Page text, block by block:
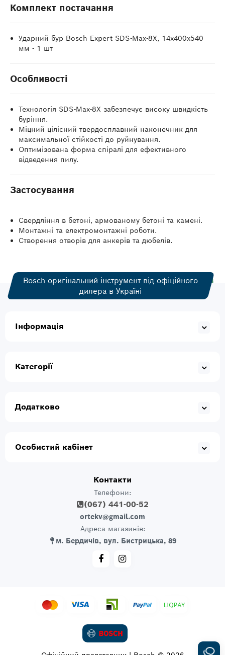
Комплект постачання
Ударний бур Bosch Expert SDS-Max-8X, 14x400x540
мм - 1 шт
Особливості
Технологія SDS-Max-8X забезпечує високу швидкість
буріння.
Міцний цілісний твердосплавний наконечник для
максимальної стійкості до руйнування.
Оптимізована форма спіралі для ефективного
відведення пилу.
Застосування
Свердління в бетоні, армованому бетоні та камені.
Монтажні та електромонтажні роботи.
Створення отворів для анкерів та дюбелів.
Bosch оригінальний інструмент від офіційного
дилера в Україні
Інформація
Категорії
Додатково
Особистий кабінет
Контакти
Телефони:
(067) 441-00-52
ortekv@gmail.com
Адреса магазинів:
м. Бердичів, вул. Бистрицька, 89